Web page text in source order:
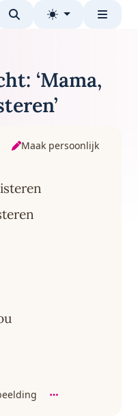
de homepage
‘Mama,
Maak persoonlijk